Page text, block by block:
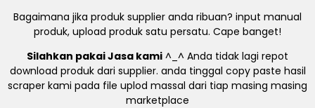
Bagaimana jika produk supplier anda ribuan? input manual
produk, upload produk satu persatu. Cape banget!
Silahkan pakai Jasa kami ^_^ Anda tidak lagi repot
download produk dari supplier. anda tinggal copy paste hasil
scraper kami pada file uplod massal dari tiap masing masing
marketplace